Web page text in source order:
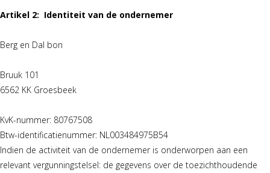
Artikel 2: Identiteit van de ondernemer
Berg en Dal bon
Bruuk 101
6562 KK Groesbeek
KvK-nummer: 80767508
Btw-identificatienummer: NL003484975B54
Indien de activiteit van de ondernemer is onderworpen aan een
relevant vergunningstelsel: de gegevens over de toezichthoudende